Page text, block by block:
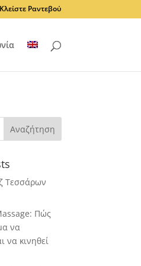
Κλείστε Ραντεβού
Τεσσάρων
Πώς
να
να κινηθεί